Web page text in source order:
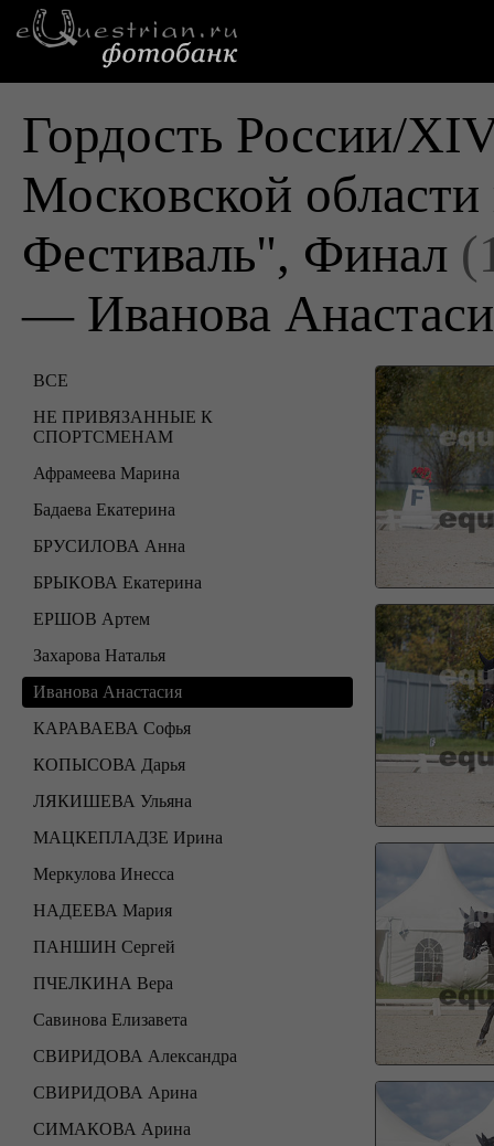
Гордость России/
Московской
Фестиваль", Финал
— Иванова
ВСЕ
НЕ ПРИВЯЗАННЫЕ К
СПОРТСМЕНАМ
Афрамеева Марина
Бадаева Екатерина
БРУСИЛОВА Анна
БРЫКОВА Екатерина
ЕРШОВ Артем
Захарова Наталья
Иванова Анастасия
КАРАВАЕВА Софья
КОПЫСОВА Дарья
ЛЯКИШЕВА Ульяна
МАЦКЕПЛАДЗЕ Ирина
Меркулова Инесса
НАДЕЕВА Мария
ПАНШИН Сергей
ПЧЕЛКИНА Вера
Савинова Елизавета
СВИРИДОВА Александра
СВИРИДОВА Арина
СИМАКОВА Арина